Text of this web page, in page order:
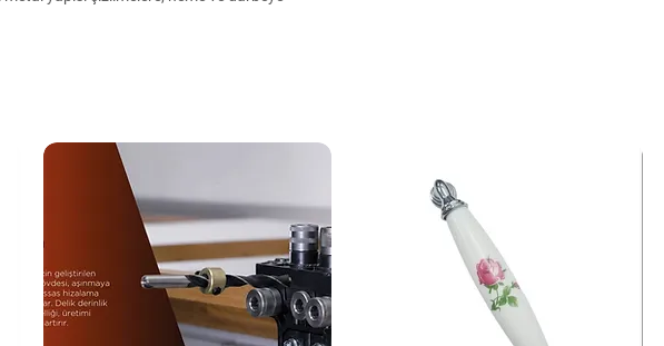
siyah dolap kulpu, siyah mobilya kulpu,